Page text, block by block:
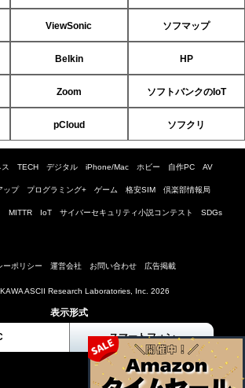
ViewSonic ソフマップ
Belkin HP
Zoom ソフトバンクのIoT
pCloud ソフクリ
ス TECH デジタル iPhone/Mac ホビー 自作PC AV
ップ プログラミング+ ゲーム 格安SIM 倶楽部情報局
MITTR IoT サイバーセキュリティ小説コンテスト SDGs
ーポリシー 運営会社 お問い合わせ 広告掲載
ASCII Research Laboratories, Inc. 2026
表示形式
スマートフォン